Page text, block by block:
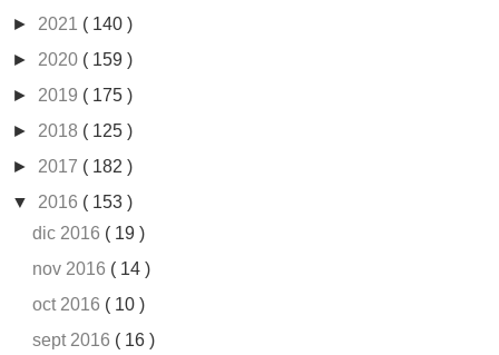
► 2021 ( 140 )
► 2020 ( 159 )
► 2019 ( 175 )
► 2018 ( 125 )
► 2017 ( 182 )
▼ 2016 ( 153 )
dic 2016 ( 19 )
nov 2016 ( 14 )
oct 2016 ( 10 )
sept 2016 ( 16 )